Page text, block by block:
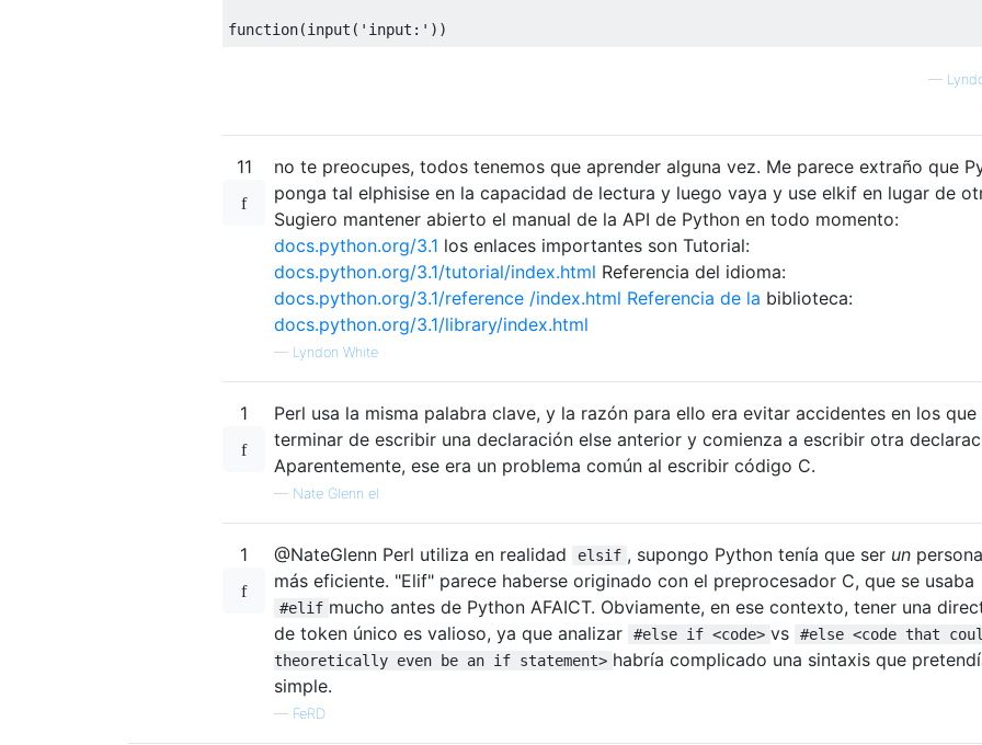
function(input ( 'input:' ))
—
11
no te preocupes, todos tenemos que aprender alguna vez. Me parece extraño que
ponga tal elphisise en la capacidad de lectura y luego vaya y use elkif en lugar de
Sugiero mantener abierto el manual de la API de Python en todo momento:
docs.python.org/3.1 los enlaces importantes son Tutorial:
docs.python.org/3.1/tutorial/index.html Referencia del idioma:
docs.python.org/3.1/reference /index.html Referencia de la biblioteca:
docs.python.org/3.1/library/index.html
— Lyndon White
1
Perl usa la misma palabra clave, y la razón para ello era evitar accidentes en los que
terminar de escribir una declaración else anterior y comienza a escribir otra
Aparentemente, ese era un problema común al escribir código C.
— Nate Glenn el
1 @NateGlenn Perl utiliza en realidad elsif , supongo Python tenía que ser un
más eficiente. "Elif" parece haberse originado con el preprocesador C, que se usaba
#elif mucho antes de Python AFAICT. Obviamente, en ese contexto, tener una
de token único es valioso, ya que analizar
#else if <code> vs
#else <code that
theoretically even be an if statement> habría complicado una sintaxis que
simple.
— FeRD